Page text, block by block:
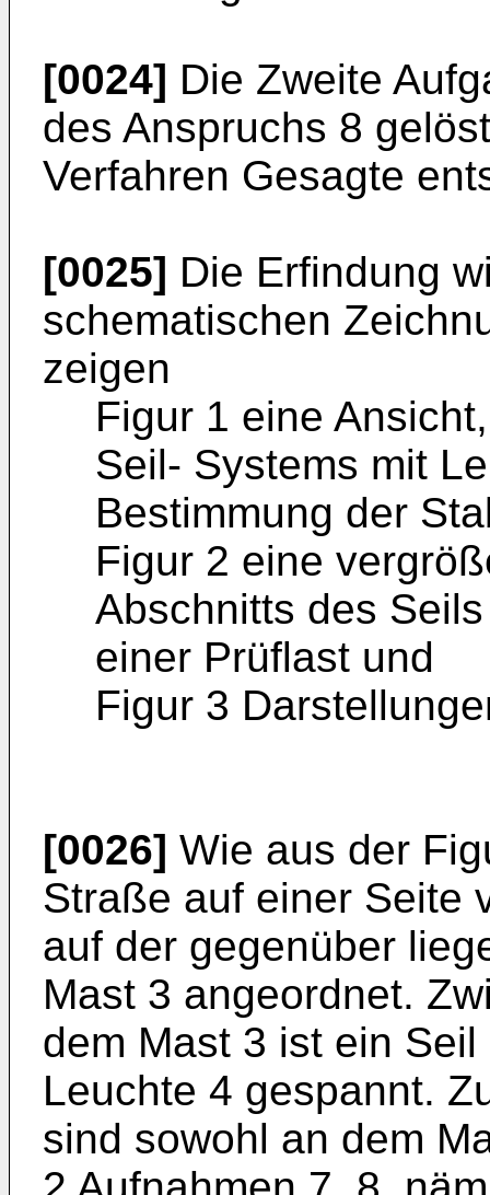
[0024] Die Zweite
des Anspruchs 8
Verfahren Gesagte
[0025] Die Erfindung
schematischen
zeigen
Figur 1 eine
Seil- Systems mit
Bestimmung der
Figur 2 eine
Abschnitts des
einer Prüflast und
Figur 3
[0026] Wie aus der
Straße auf einer Seite
auf der gegenüber
Mast 3 angeordnet.
dem Mast 3 ist ein
Leuchte 4 gespannt.
sind sowohl an dem